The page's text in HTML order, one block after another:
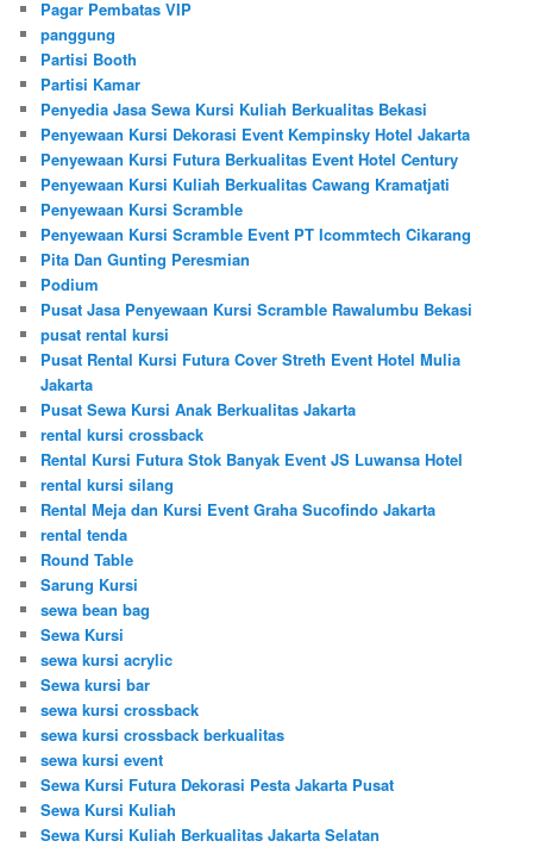
Pagar Pembatas VIP
panggung
Partisi Booth
Partisi Kamar
Penyedia Jasa Sewa Kursi Kuliah Berkualitas Bekasi
Penyewaan Kursi Dekorasi Event Kempinsky Hotel Jakarta
Penyewaan Kursi Futura Berkualitas Event Hotel Century
Penyewaan Kursi Kuliah Berkualitas Cawang Kramatjati
Penyewaan Kursi Scramble
Penyewaan Kursi Scramble Event PT Icommtech Cikarang
Pita Dan Gunting Peresmian
Podium
Pusat Jasa Penyewaan Kursi Scramble Rawalumbu Bekasi
pusat rental kursi
Pusat Rental Kursi Futura Cover Streth Event Hotel Mulia
Jakarta
Pusat Sewa Kursi Anak Berkualitas Jakarta
rental kursi crossback
Rental Kursi Futura Stok Banyak Event JS Luwansa Hotel
rental kursi silang
Rental Meja dan Kursi Event Graha Sucofindo Jakarta
rental tenda
Round Table
Sarung Kursi
sewa bean bag
Sewa Kursi
sewa kursi acrylic
Sewa kursi bar
sewa kursi crossback
sewa kursi crossback berkualitas
sewa kursi event
Sewa Kursi Futura Dekorasi Pesta Jakarta Pusat
Sewa Kursi Kuliah
Sewa Kursi Kuliah Berkualitas Jakarta Selatan